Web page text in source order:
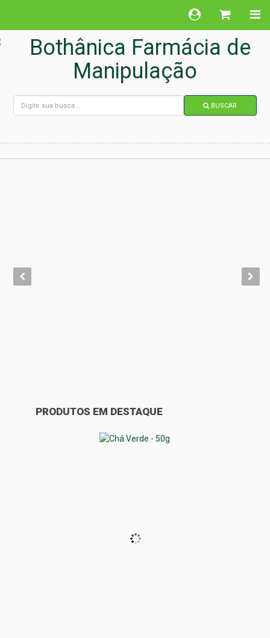
BUSCAR
PRODUTOS EM DESTAQUE